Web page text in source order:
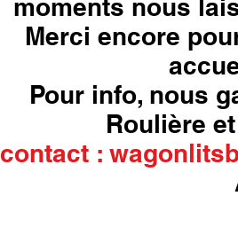
moments nous
Merci encore
Pour info, nous
Roulière
contact :